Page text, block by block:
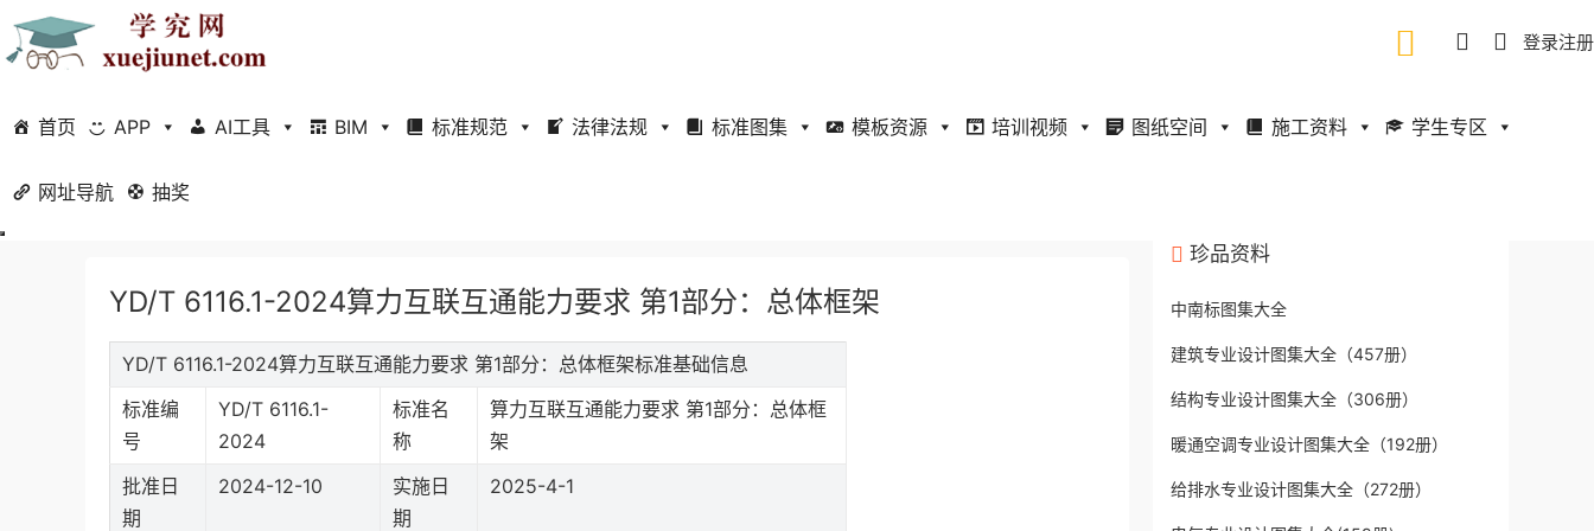
登录注册
首页 APP AI工具 BIM 标准规范 法律法规 标准图集 模板资源 培训视频 图纸空间 施工资料 学生专区
网址导航 抽奖
当前位置：首页
YD/T 6116.1-2024算力互联互通能力要求 第1部分：总体框架
YD/T 6116.1-2024算力互联互通能力要求 第1部分：总体框架标准基础信息
标准编
号
YD/T 6116.1-
2024
标准名
称
算力互联互通能力要求 第1部分：总体框
架
批准日
期
2024-12-10
实施日
期
2025-4-1
珍品资料
中南标图集大全
建筑专业设计图集大全（457册）
结构专业设计图集大全（306册）
暖通空调专业设计图集大全（192册）
给排水专业设计图集大全（272册）